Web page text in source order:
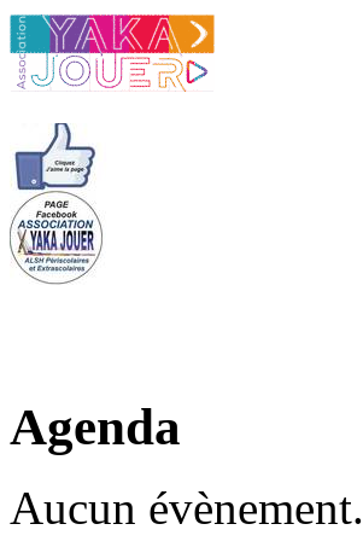
Agenda
Aucun évènement.